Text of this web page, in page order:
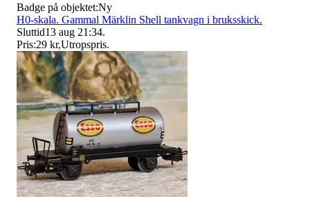
Badge på objektet:Ny
H0-skala. Gammal Märklin Shell tankvagn i bruksskick.
Sluttid13 aug 21:34.
Pris:29 kr,Utropspris.